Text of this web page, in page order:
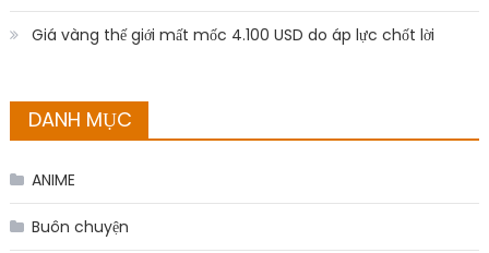
Giá vàng thế giới mất mốc 4.100 USD do áp lực chốt lời
DANH MỤC
ANIME
Buôn chuyện